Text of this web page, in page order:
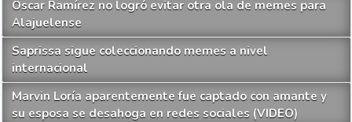
Óscar Ramírez no logró evitar otra ola de memes para
Alajuelense
Saprissa sigue coleccionando memes a nivel
internacional
Marvin Loría aparentemente fue captado con amante y
su esposa se desahoga en redes sociales (VIDEO)